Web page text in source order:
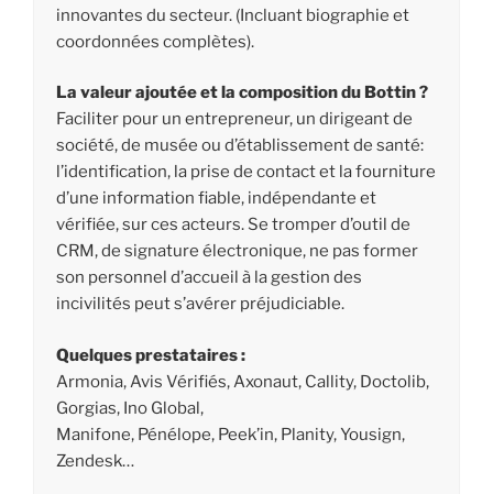
innovantes du secteur. (Incluant biographie et
coordonnées complètes).
La valeur ajoutée et la composition du Bottin ?
Faciliter pour un entrepreneur, un dirigeant de
société, de musée ou d’établissement de santé:
l’identification, la prise de contact et la fourniture
d’une information fiable, indépendante et
vérifiée, sur ces acteurs. Se tromper d’outil de
CRM, de signature électronique, ne pas former
son personnel d’accueil à la gestion des
incivilités peut s’avérer préjudiciable.
Quelques prestataires :
Armonia, Avis Vérifiés, Axonaut, Callity, Doctolib,
Gorgias, Ino Global,
Manifone, Pénélope, Peek’in, Planity, Yousign,
Zendesk…